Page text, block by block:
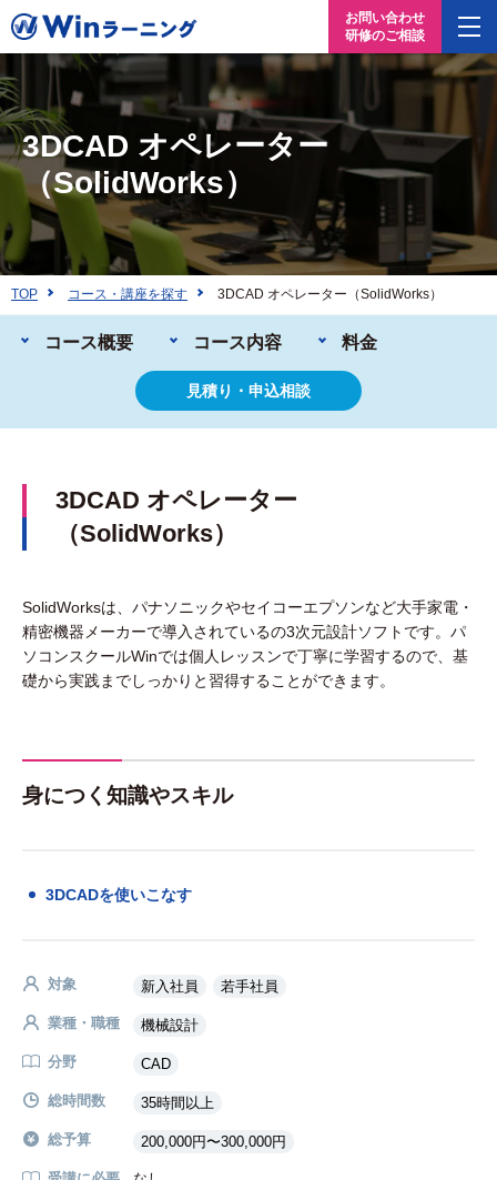
お問い合わせ
研修のご相談
3DCAD オペレーター
（SolidWorks）
TOP コース・講座を探す 3DCAD オペレーター（SolidWorks）
コース概要 コース内容 料金
見積り・申込相談
3DCAD オペレーター
（SolidWorks）
SolidWorksは、パナソニックやセイコーエプソンなど大手家電・
精密機器メーカーで導入されているの3次元設計ソフトです。パ
ソコンスクールWinでは個人レッスンで丁寧に学習するので、基
礎から実践までしっかりと習得することができます。
身につく知識やスキル
3DCADを使いこなす
対象 新入社員 若手社員
業種・職種 機械設計
分野 CAD
総時間数 35時間以上
総予算 200,000円〜300,000円